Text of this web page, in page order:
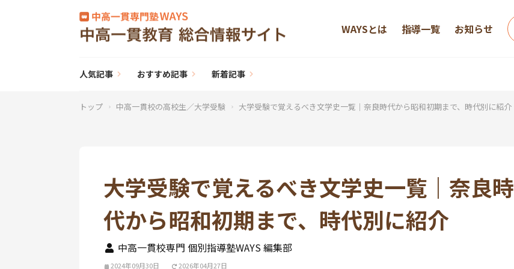
WAYSとは 指導一覧 お知らせ
人気記事 おすすめ記事 新着記事
トップ 中高一貫校の高校生／大学受験 大学受験で覚えるべき文学史一覧｜奈良時代から昭和初期まで、時代別に紹介
大学受験で覚えるべき文学史一覧｜奈良時
代から昭和初期まで、時代別に紹介
中高一貫校専門 個別指導塾WAYS 編集部
2024年09月30日 2026年04月27日